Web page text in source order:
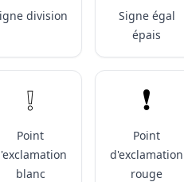
division
Signe égal
épais
❕️
Point
blanc
❗️
Point
d'exclamation
rouge